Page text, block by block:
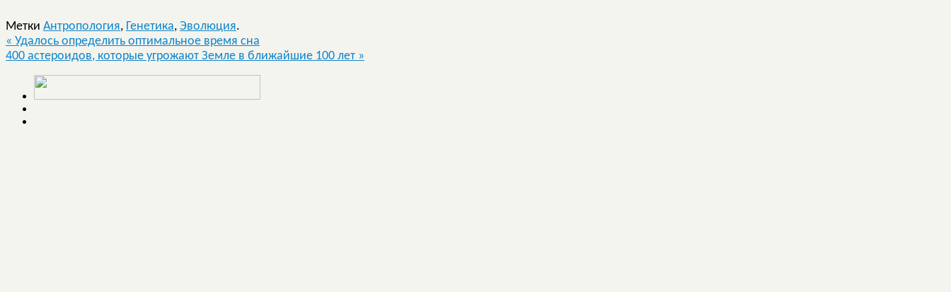
Метки Антропология, Генетика, Эволюция.
« Удалось определить оптимальное время сна
400 астероидов, которые угрожают Земле в ближайшие 100 лет »